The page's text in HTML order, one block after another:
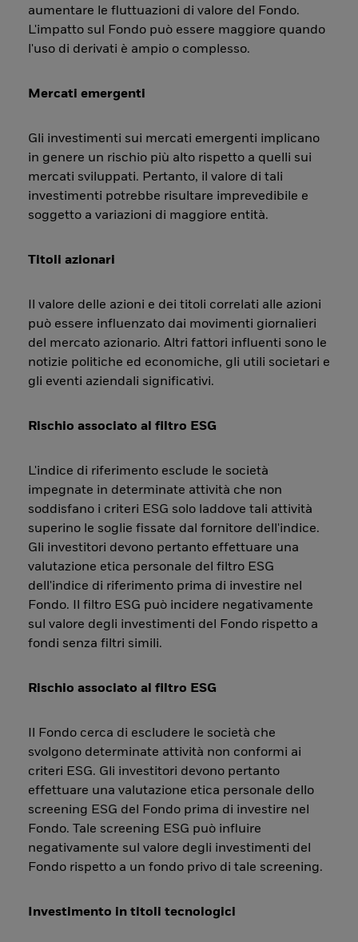
aumentare le fluttuazioni di valore del Fondo.
L'impatto sul Fondo può essere maggiore quando
l'uso di derivati è ampio o complesso.
Mercati emergenti
Gli investimenti sui mercati emergenti implicano
in genere un rischio più alto rispetto a quelli sui
mercati sviluppati. Pertanto, il valore di tali
investimenti potrebbe risultare imprevedibile e
soggetto a variazioni di maggiore entità.
Titoli azionari
Il valore delle azioni e dei titoli correlati alle azioni
può essere influenzato dai movimenti giornalieri
del mercato azionario. Altri fattori influenti sono le
notizie politiche ed economiche, gli utili societari e
gli eventi aziendali significativi.
Rischio associato al filtro ESG
L'indice di riferimento esclude le società
impegnate in determinate attività che non
soddisfano i criteri ESG solo laddove tali attività
superino le soglie fissate dal fornitore dell'indice.
Gli investitori devono pertanto effettuare una
valutazione etica personale del filtro ESG
dell'indice di riferimento prima di investire nel
Fondo. Il filtro ESG può incidere negativamente
sul valore degli investimenti del Fondo rispetto a
fondi senza filtri simili.
Rischio associato al filtro ESG
Il Fondo cerca di escludere le società che
svolgono determinate attività non conformi ai
criteri ESG. Gli investitori devono pertanto
effettuare una valutazione etica personale dello
screening ESG del Fondo prima di investire nel
Fondo. Tale screening ESG può influire
negativamente sul valore degli investimenti del
Fondo rispetto a un fondo privo di tale screening.
Investimento in titoli tecnologici